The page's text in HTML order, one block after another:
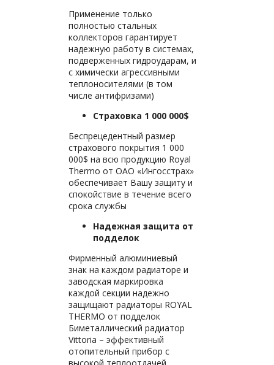
Применение только
полностью стальных
коллекторов гарантирует
надежную работу в системах,
подверженных гидроударам, и
с химически агрессивными
теплоносителями (в том
числе антифризами)
Страховка 1 000 000$
Беспрецедентный размер
страхового покрытия 1 000
000$ на всю продукцию Royal
Thermo от ОАО «Ингосстрах»
обеспечивает Вашу защиту и
спокойствие в течение всего
срока службы
Надежная защита от
подделок
Фирменный алюминиевый
знак на каждом радиаторе и
заводская маркировка
каждой секции надежно
защищают радиаторы ROYAL
THERMO от подделок
Биметаллический радиатор
Vittoria – эффективный
отопительный прибор с